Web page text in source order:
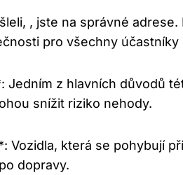
, jste na správné
pro všechny
z hlavních důvodů
snížit riziko nehody.
která se pohybují
dopravy.